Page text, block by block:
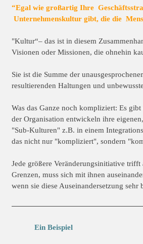
“Egal wie großartig Ihre
Unternehmenskultur gibt, die die
"Kultur“– das ist in diesem
Visionen oder Missionen, die ohnehin
Sie ist die Summe der
resultierenden Haltungen und
Was das Ganze noch kompliziert: Es
der Organisation entwickeln ihre
"Sub-Kulturen" z.B. in einem
das nicht nur "kompliziert", sondern
Jede größere Veränderungsinitiative
Grenzen, muss sich mit ihnen
wenn sie diese Auseinandersetzung sehr
Ein Beispiel